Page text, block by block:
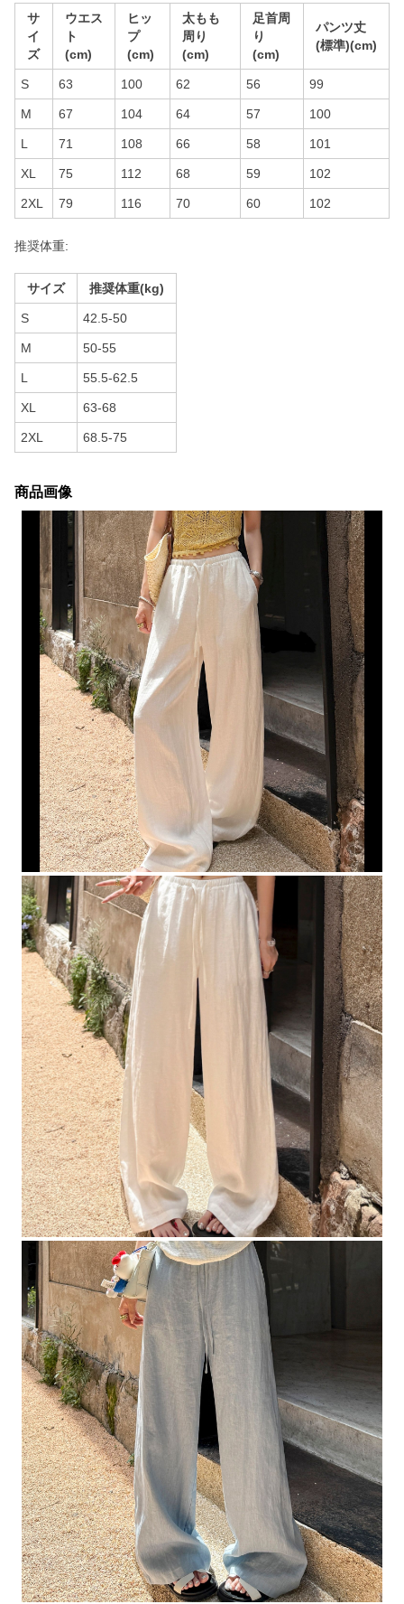
サ
イ
ズ
ウエス
ト
(cm)
ヒッ
プ
(cm)
太もも
周り
(cm)
足首周
り
(cm)
パンツ丈
(標準)(cm)
S 63 100 62 56 99
M 67 104 64 57 100
L 71 108 66 58 101
XL 75 112 68 59 102
2XL 79 116 70 60 102
推奨体重:
サイズ 推奨体重(kg)
S 42.5-50
M 50-55
L 55.5-62.5
XL 63-68
2XL 68.5-75
商品画像